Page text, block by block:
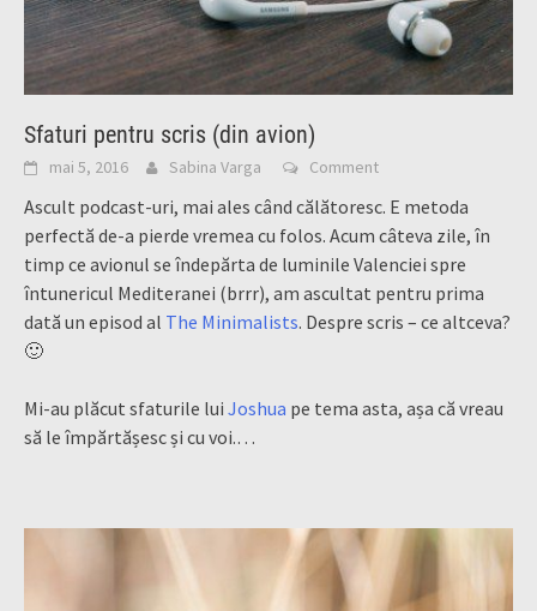
Sfaturi pentru scris (din avion)
mai 5, 2016 Sabina Varga Comment
Ascult podcast-uri, mai ales când călătoresc. E metoda
perfectă de-a pierde vremea cu folos. Acum câteva zile, în
timp ce avionul se îndepărta de luminile Valenciei spre
întunericul Mediteranei (brrr), am ascultat pentru prima
dată un episod al The Minimalists. Despre scris – ce altceva?
🙂
Mi-au plăcut sfaturile lui Joshua pe tema asta, așa că vreau
să le împărtășesc și cu voi.…